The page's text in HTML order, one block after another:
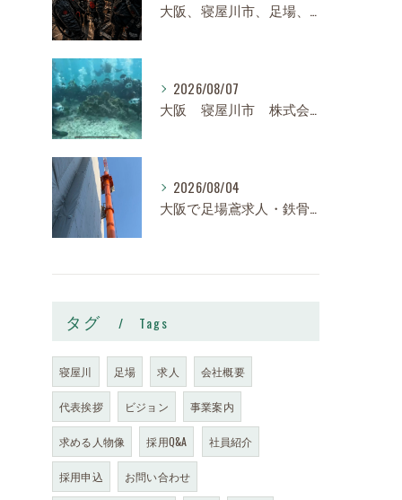
大阪、寝屋川市、足場、鉄骨、鳶職、求人、日給14,000円〜25,000円以上、寮有り、社宅有り、日払い有り、正社員、建設業、株式会社スロー
2026/08/07
大阪 寝屋川市 株式会社スロー 足場求人、鉄骨求人、鳶職求人｜建設業、高収入、経験者、未経験大募集
2026/08/04
大阪で足場鳶求人・鉄骨鳶の求人なら株式会社スロー｜寝屋川市で高収入・寮完備・未経験歓迎
タグ Tags
寝屋川 足場 求人 会社概要
代表挨拶 ビジョン 事業案内
求める人物像 採用Q&A 社員紹介
採用申込 お問い合わせ